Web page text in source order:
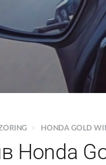
> HONDA GOLD
Honda